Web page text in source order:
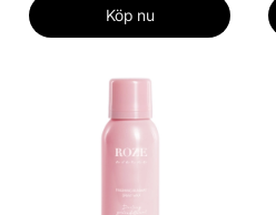
Köp nu